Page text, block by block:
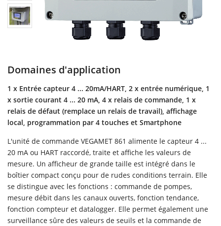
Domaines d'application
1 x Entrée capteur 4 ... 20mA/HART, 2 x entrée numérique, 1
x sortie courant 4 ... 20 mA, 4 x relais de commande, 1 x
relais de défaut (remplace un relais de travail), affichage
local, programmation par 4 touches et Smartphone
L'unité de commande VEGAMET 861 alimente le capteur 4 ...
20 mA ou HART raccordé, traite et affiche les valeurs de
mesure. Un afficheur de grande taille est intégré dans le
boîtier compact conçu pour de rudes conditions terrain. Elle
se distingue avec les fonctions : commande de pompes,
mesure débit dans les canaux ouverts, fonction tendance,
fonction compteur et datalogger. Elle permet également une
surveillance sûre des valeurs de seuils et la commande de